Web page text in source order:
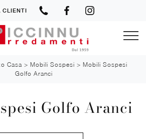
CLIENTI
Casa > Mobili Sospesi > Mobili Sospesi
Golfo Aranci
Golfo Aranci